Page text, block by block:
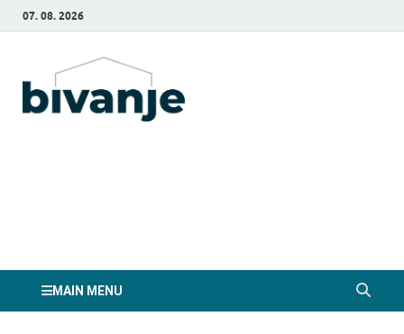
07. 08. 2026
MAIN MENU